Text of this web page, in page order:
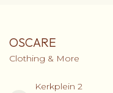
OSCARE
Clothing & More
Kerkplein 2